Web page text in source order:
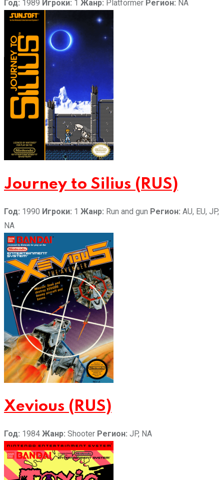
Год: 1989 Игроки: 1 Жанр: Platformer Регион: NA
Journey to Silius (RUS)
Год: 1990 Игроки: 1 Жанр: Run and gun Регион: AU, EU, JP,
NA
Xevious (RUS)
Год: 1984 Жанр: Shooter Регион: JP, NA